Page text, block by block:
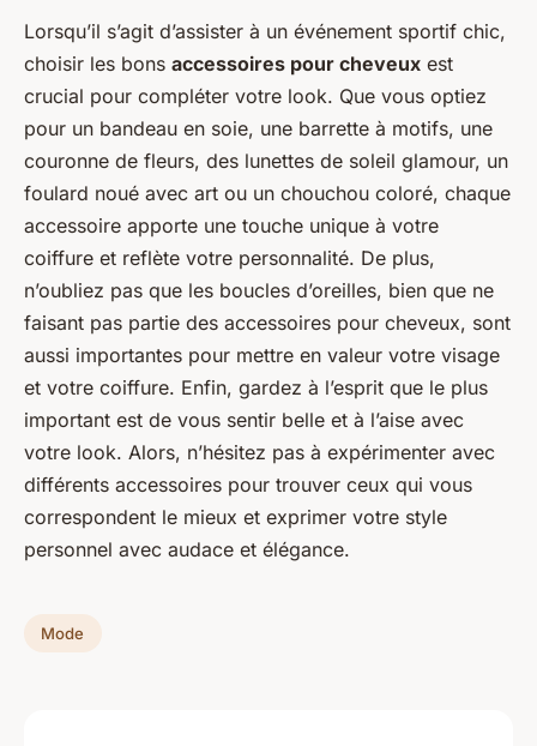
Lorsqu’il s’agit d’assister à un événement sportif chic,
choisir les bons accessoires pour cheveux est
crucial pour compléter votre look. Que vous optiez
pour un bandeau en soie, une barrette à motifs, une
couronne de fleurs, des lunettes de soleil glamour, un
foulard noué avec art ou un chouchou coloré, chaque
accessoire apporte une touche unique à votre
coiffure et reflète votre personnalité. De plus,
n’oubliez pas que les boucles d’oreilles, bien que ne
faisant pas partie des accessoires pour cheveux, sont
aussi importantes pour mettre en valeur votre visage
et votre coiffure. Enfin, gardez à l’esprit que le plus
important est de vous sentir belle et à l’aise avec
votre look. Alors, n’hésitez pas à expérimenter avec
différents accessoires pour trouver ceux qui vous
correspondent le mieux et exprimer votre style
personnel avec audace et élégance.
Mode